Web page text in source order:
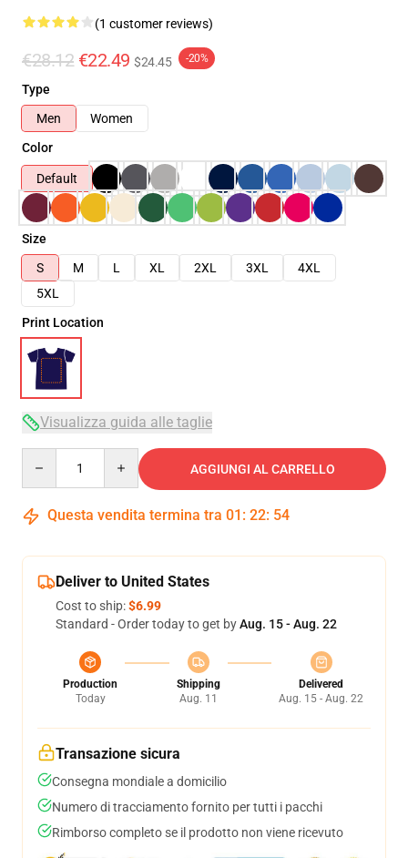
(1 customer reviews)
€28.12 €22.49 $24.45 -20%
Type
Men
Women
Color
Default
Size
S
M L XL 2XL 3XL
4XL
5XL
Print Location
Visualizza guida alle taglie
AGGIUNGI AL CARRELLO
Questa vendita termina tra 01 : 22: 54
Deliver to United States
Cost to ship:$6.99
Standard - Order today to get byAug. 15 - Aug. 22
Production
Today
Shipping
Aug. 11
Delivered
Aug. 15 - Aug. 22
Transazione sicura
Consegna mondiale a domicilio
Numero di tracciamento fornito per tutti i pacchi
Rimborso completo se il prodotto non viene ricevuto